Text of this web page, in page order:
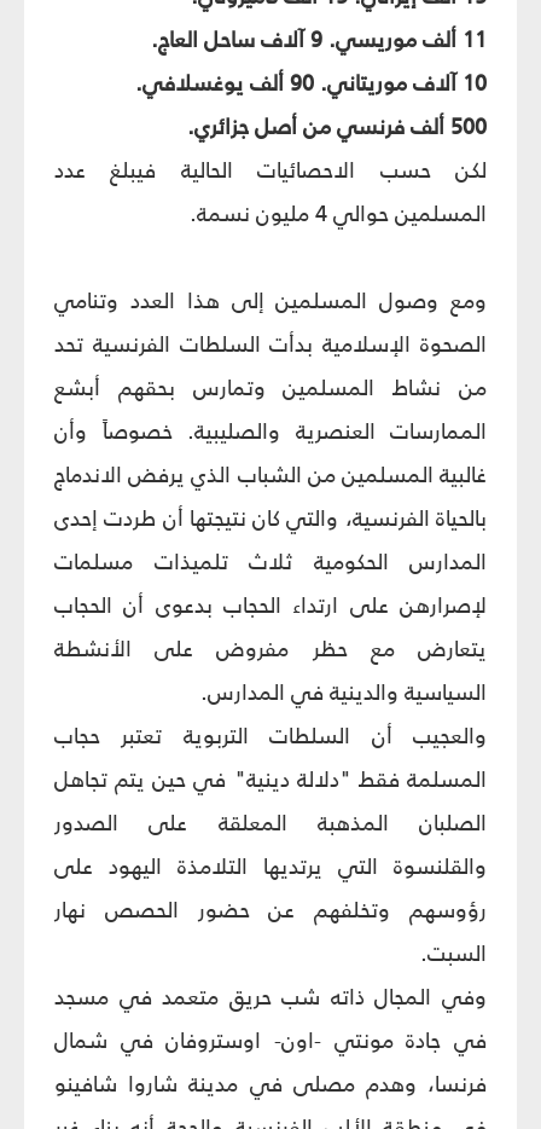
11 ألف موريسي. 9 آلاف ساحل العاج.
10 آلاف موريتاني. 90 ألف يوغسلافي.
500 ألف فرنسي من أصل جزائري.
لكن حسب الاحصائيات الحالية فيبلغ عدد
المسلمين حوالي 4 مليون نسمة.
ومع وصول المسلمين إلى هذا العدد وتنامي
الصحوة الإسلامية بدأت السلطات الفرنسية تحد
من نشاط المسلمين وتمارس بحقهم أبشع
الممارسات العنصرية والصليبية. خصوصاً وأن
غالبية المسلمين من الشباب الذي يرفض الاندماج
بالحياة الفرنسية، والتي كان نتيجتها أن طردت إحدى
المدارس الحكومية ثلاث تلميذات مسلمات
لإصرارهن على ارتداء الحجاب بدعوى أن الحجاب
يتعارض مع حظر مفروض على الأنشطة
السياسية والدينية في المدارس.
والعجيب أن السلطات التربوية تعتبر حجاب
المسلمة فقط "دلالة دينية" في حين يتم تجاهل
الصلبان المذهبة المعلقة على الصدور
والقلنسوة التي يرتديها التلامذة اليهود على
رؤوسهم وتخلفهم عن حضور الحصص نهار
السبت.
وفي المجال ذاته شب حريق متعمد في مسجد
في جادة مونتي -اون- اوستروفان في شمال
فرنسا، وهدم مصلى في مدينة شاروا شافينو